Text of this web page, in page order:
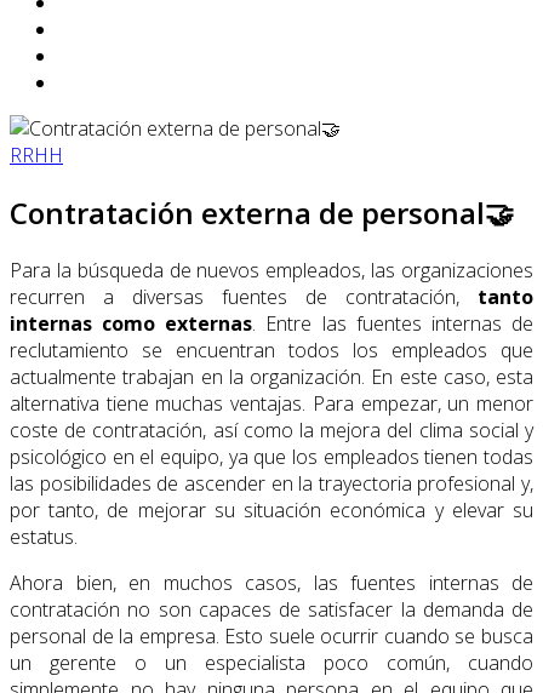
RRHH
Contratación externa de personal🤝
Para la búsqueda de nuevos empleados, las organizaciones
recurren a diversas fuentes de contratación, tanto
internas como externas. Entre las fuentes internas de
reclutamiento se encuentran todos los empleados que
actualmente trabajan en la organización. En este caso, esta
alternativa tiene muchas ventajas. Para empezar, un menor
coste de contratación, así como la mejora del clima social y
psicológico en el equipo, ya que los empleados tienen todas
las posibilidades de ascender en la trayectoria profesional y,
por tanto, de mejorar su situación económica y elevar su
estatus.
Ahora bien, en muchos casos, las fuentes internas de
contratación no son capaces de satisfacer la demanda de
personal de la empresa. Esto suele ocurrir cuando se busca
un gerente o un especialista poco común, cuando